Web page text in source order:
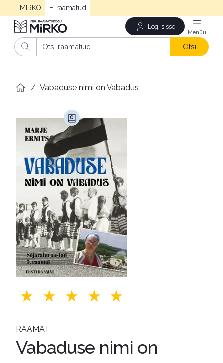
MIRKO E-raamatud
Logi sisse
Otsi
/ Vabaduse nimi on Vabadus
RAAMAT
Vabaduse nimi on